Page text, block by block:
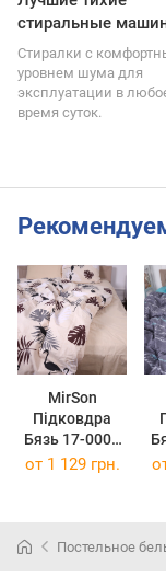
стиральные
Стиралки с
уровнем шума для
эксплуатации в
время суток.
MirSon
Підковдра
Бязь 17-0001
Ramiro 200 x
от 1 129 грн.
Постельное